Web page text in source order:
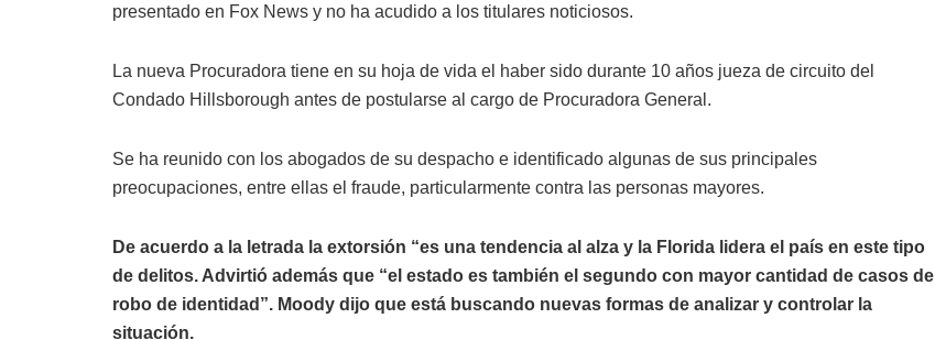
presentado en Fox News y no ha acudido a los titulares noticiosos.
La nueva Procuradora tiene en su hoja de vida el haber sido durante 10 años jueza de circuito del
Condado Hillsborough antes de postularse al cargo de Procuradora General.
Se ha reunido con los abogados de su despacho e identificado algunas de sus principales
preocupaciones, entre ellas el fraude, particularmente contra las personas mayores.
De acuerdo a la letrada la extorsión “es una tendencia al alza y la Florida lidera el país en este tipo
de delitos. Advirtió además que “el estado es también el segundo con mayor cantidad de casos de
robo de identidad”. Moody dijo que está buscando nuevas formas de analizar y controlar la
situación.